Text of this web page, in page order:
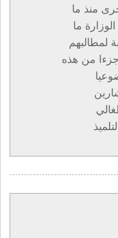
منذ ما
ان الوزارة ما
لمطالبهم
جزءا من هذه